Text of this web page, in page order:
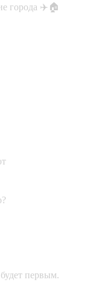
города ✈️🏠
первым.